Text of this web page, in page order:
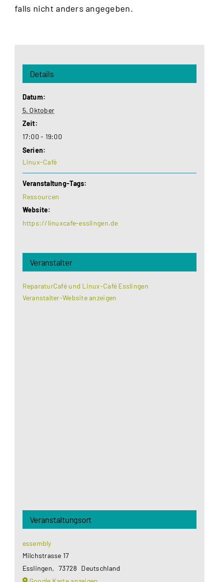
falls nicht anders angegeben.
Details
Datum:
5. Oktober
Zeit:
17:00 - 19:00
Serien:
Linux-Café
Veranstaltung-Tags:
Ressourcen
Website:
https://linuxcafe-esslingen.de
Veranstalter
ReparaturCafé und Linux-Café Esslingen
Veranstalter-Website anzeigen
Veranstaltungsort
essembly
Milchstrasse 17
Esslingen, 73728 Deutschland